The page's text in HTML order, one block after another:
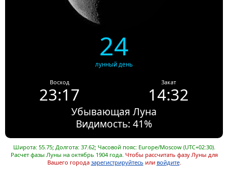
24
лунный день
Восход
23:17
Закат
14:32
Убывающая Луна
Видимость: 41%
Широта: 55.75; Долгота: 37.62; Часовой пояс: Europe/Moscow (UTC+02:30).
Расчет фазы Луны на октябрь 1904 года. Чтобы рассчитать фазу Луны для
Вашего города зарегистрируйтесь или войдите.